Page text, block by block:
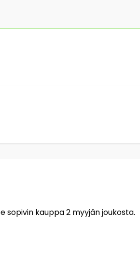
sopivin kauppa 2 myyjän joukosta.